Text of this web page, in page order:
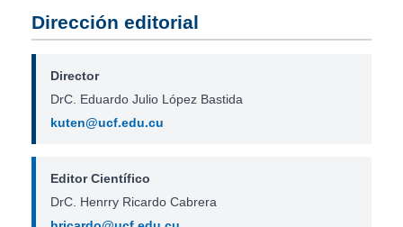
Dirección editorial
Director
DrC. Eduardo Julio López Bastida
kuten@ucf.edu.cu
Editor Científico
DrC. Henrry Ricardo Cabrera